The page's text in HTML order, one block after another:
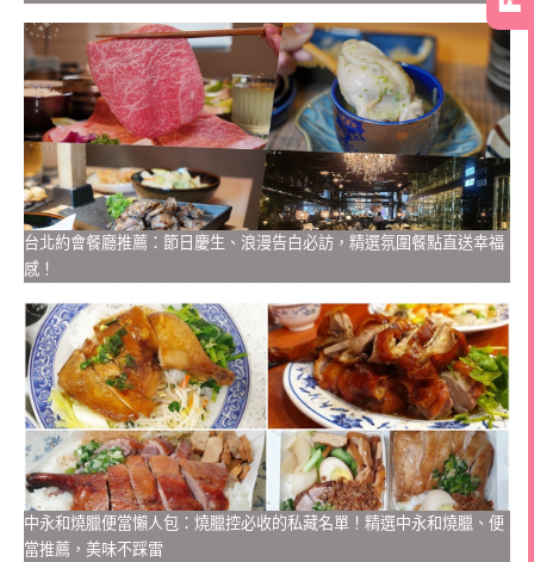
台北約會餐廳推薦：節日慶生、浪漫告白必訪，精選氛圍餐點直送幸福
感！
中永和燒臘便當懶人包：燒臘控必收的私藏名單！精選中永和燒臘、便
當推薦，美味不踩雷